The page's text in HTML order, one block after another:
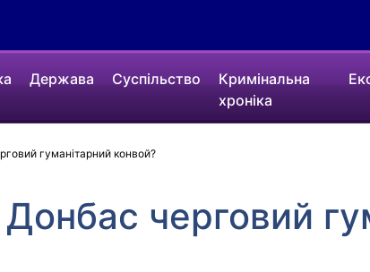
Держава Суспільство
Кримінальна
хроніка
гуманітарний конвой?
черговий